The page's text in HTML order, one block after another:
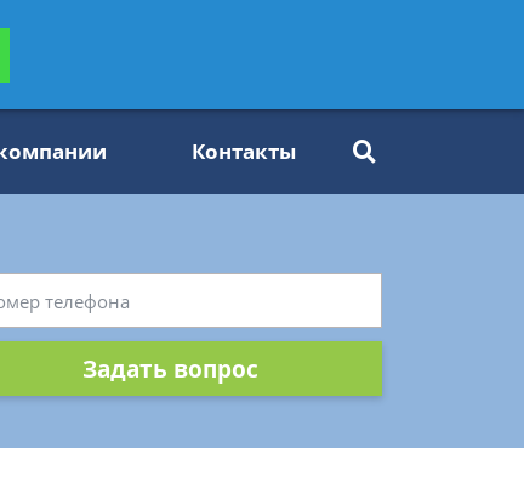
Контакты
Задать вопрос